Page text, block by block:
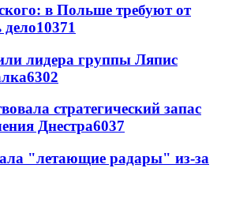
в Польше требуют от
дело10371
лидера группы Ляпис
6302
стратегический запас
Днестра6037
"летающие радары" из-за